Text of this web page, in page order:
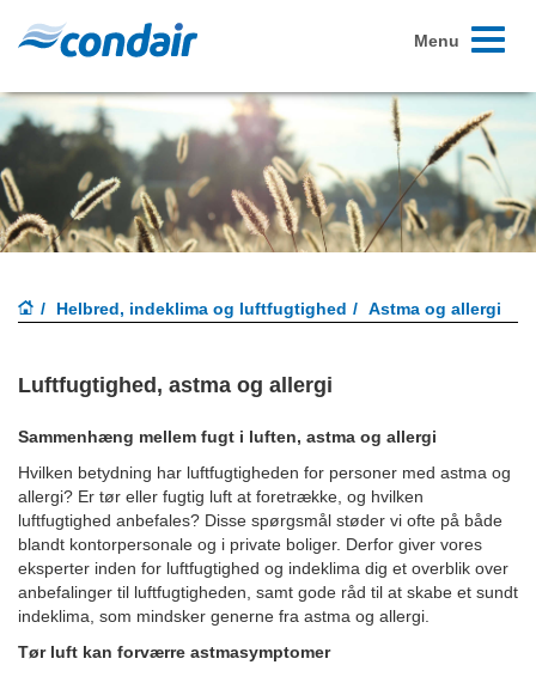
Toggle
Menu
Helbred, indeklima og luftfugtighed Astma og allergi
Luftfugtighed, astma og allergi
Sammenhæng mellem fugt i luften, astma og allergi
Hvilken betydning har luftfugtigheden for personer med astma og
allergi? Er tør eller fugtig luft at foretrække, og hvilken
luftfugtighed anbefales? Disse spørgsmål støder vi ofte på både
blandt kontorpersonale og i private boliger. Derfor giver vores
eksperter inden for luftfugtighed og indeklima dig et overblik over
anbefalinger til luftfugtigheden, samt gode råd til at skabe et sundt
indeklima, som mindsker generne fra astma og allergi.
Tør luft kan forværre astmasymptomer